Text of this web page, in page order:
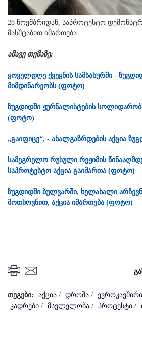
28 ნოემბრიდან, საპროტესტო
მასშტაბით იმართება.
ამავე თემაზე:
ყოველდღე ქვეყნის სამსახურში -
მიმდინარეობს (ფოტო)
ზუგდიდში ჟურნალისტების
(ფოტო)
„გაიფიცე“, - ახალგაზრდების აქცია
სამეგრელო რუსული რეჟიმის
საპროტესტო აქცია გაიმართა (ფოტო)
ზუგდიდში ბულვარში, ხელახალი
მოთხოვნით, აქცია იმართება (ფოტო)
თეგები: აქცია / დროშა /
კადრები / მსვლელობა / პროტესტი /